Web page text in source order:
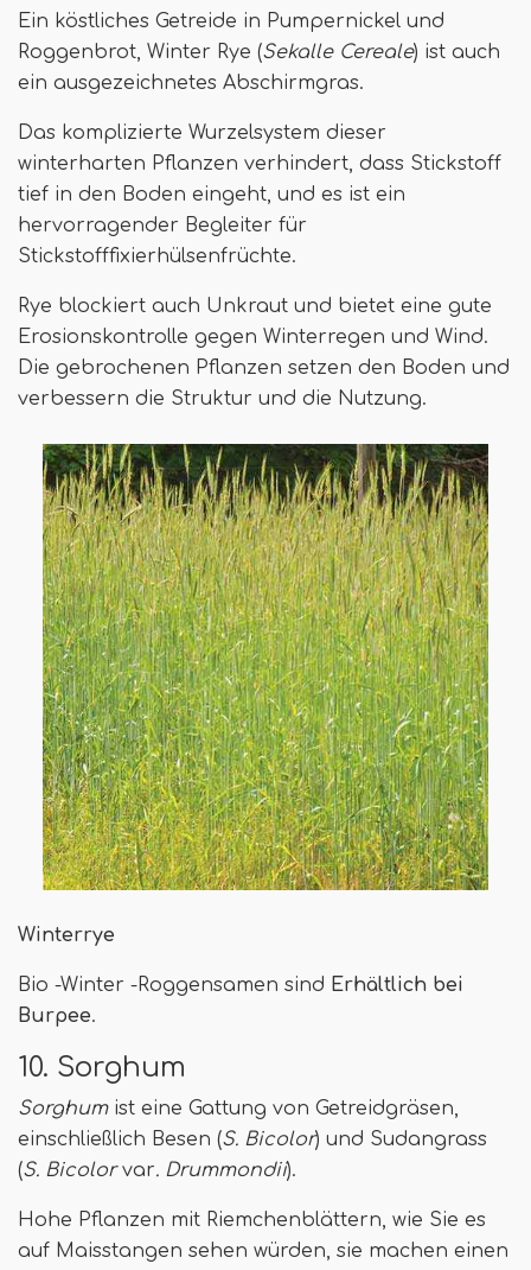
Ein köstliches Getreide in Pumpernickel und
Roggenbrot, Winter Rye (Sekalle Cereale) ist auch
ein ausgezeichnetes Abschirmgras.
Das komplizierte Wurzelsystem dieser
winterharten Pflanzen verhindert, dass Stickstoff
tief in den Boden eingeht, und es ist ein
hervorragender Begleiter für
Stickstofffixierhülsenfrüchte.
Rye blockiert auch Unkraut und bietet eine gute
Erosionskontrolle gegen Winterregen und Wind.
Die gebrochenen Pflanzen setzen den Boden und
verbessern die Struktur und die Nutzung.
Winterrye
Bio -Winter -Roggensamen sind Erhältlich bei
Burpee.
10. Sorghum
Sorghumist eine Gattung von Getreidgräsen,
einschließlich Besen (S. Bicolor) und Sudangrass
(S. Bicolorvar. Drummondii).
Hohe Pflanzen mit Riemchenblättern, wie Sie es
auf Maisstangen sehen würden, sie machen einen